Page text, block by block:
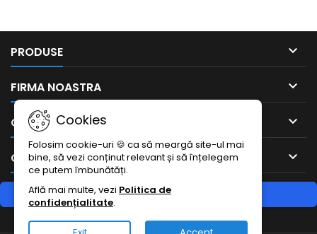
PRODUSE 
FIRMA NOASTRA 
CONTUL DUMNEAVOASTRA 
CONTACTEAZA-NE 
Cookies
Folosim cookie-uri 🍪 ca să meargă site-ul mai
bine, să vezi conținut relevant și să înțelegem
ce putem îmbunătăți.
Află mai multe, vezi Politica de
confidențialitate.
RETRAGERE DIN CONTRACT
Urmărește starea retragerii